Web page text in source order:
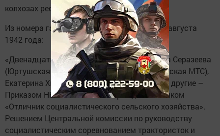
колхозах республики».
Из номера газеты «Красная Татария» от 16 августа
1942 года:
«Двенадцать трактористок Татарии: Хатима Серазеева
(Юртушская МТС), Бика Гизатуллина (Яныльская МТС),
Екатерина Хватина (Дрожжановская МТС) и другие –
Приказом НКЗ СССР были награждены значком
«Отличник социалистического сельского хозяйства».
Решением Центральной комиссии по руководству
социалистическим соревнованием трактористок и